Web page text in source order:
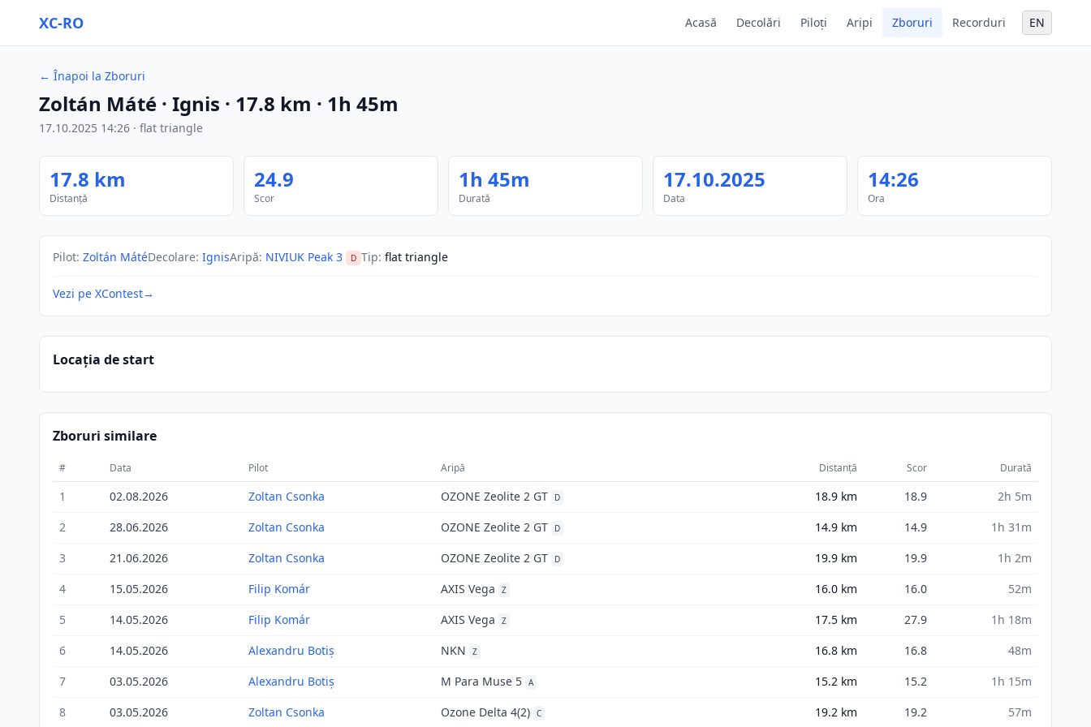
XC-RO Acasă Decolări Piloți Aripi Zboruri Recorduri EN
← Înapoi la Zboruri
Zoltán Máté · Ignis · 17.8 km · 1h 45m
17.10.2025 14:26 · flat triangle
17.8 km
Distanță
24.9
Scor
1h 45m
Durată
17.10.2025
Data
14:26
Ora
Pilot: Zoltán MátéDecolare: IgnisAripă: NIVIUK Peak 3 D Tip: flat triangle
Vezi pe XContest→
Locația de start
Zboruri similare
# Data Pilot Aripă Distanță Scor Durată
1 02.08.2026 Zoltan Csonka OZONE Zeolite 2 GT D 18.9 km 18.9
2h 5m
2
28.06.2026 Zoltan Csonka OZONE Zeolite 2 GT D 14.9 km 14.9
1h 31m
3
21.06.2026 Zoltan Csonka OZONE Zeolite 2 GT D 19.9 km 19.9
1h 2m
4
15.05.2026 Filip Komár AXIS Vega Z 16.0 km 16.0
52m
5
14.05.2026 Filip Komár AXIS Vega Z 17.5 km 27.9
1h 18m
6
14.05.2026 Alexandru Botiș NKN Z 16.8 km 16.8
48m
7
03.05.2026 Alexandru Botiș M Para Muse 5 A 15.2 km 15.2
1h 15m
8
03.05.2026 Zoltan Csonka Ozone Delta 4(2) C 19.2 km 19.2 57m